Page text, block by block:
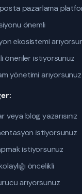
pazarlama
önemli
ekosistemi
öneriler istiyorsunuz
yönetimi arıyorsunuz
blog yazarısınız
istiyorsunuz
istiyorsunuz
öncelikli
arıyorsunuz